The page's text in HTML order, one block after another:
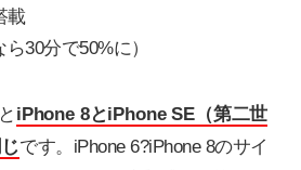
載
30分で50%に）
iPhone 8とiPhone SE（第二世
です。iPhone 6?iPhone 8のサイ